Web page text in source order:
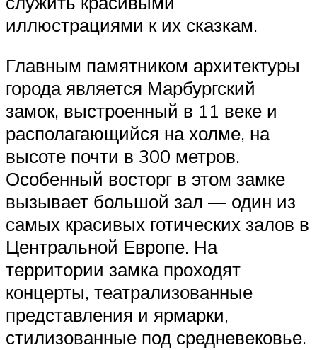
иллюстрациями к их сказкам.
Главным памятником архитектуры
города является Марбургский
замок, выстроенный в 11 веке и
располагающийся на холме, на
высоте почти в 300 метров.
Особенный восторг в этом замке
вызывает большой зал — один из
самых красивых готических залов в
Центральной Европе. На
территории замка проходят
концерты, театрализованные
представления и ярмарки,
стилизованные под средневековье.